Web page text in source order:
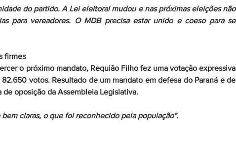
do partido. A Lei eleitoral mudou e nas próximas eleições não
para vereadores. O MDB precisa estar unido e coeso para se
firmes
o próximo mandato, Requião Filho fez uma votação expressiva
votos. Resultado de um mandato em defesa do Paraná e de
oposição da Assembleia Legislativa.
claras, o que foi reconhecido pela população".